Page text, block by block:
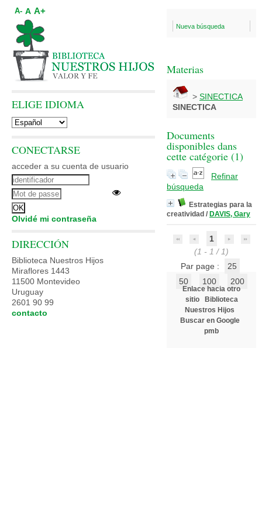
Nueva búsqueda
Materias
> SINECTICA
SINECTICA
Documents
disponibles dans
cette catégorie (1)
Refinar
búsqueda
Estrategias para la
creatividad / DAVIS, Gary
1
(1 - 1 / 1)
Par page :
25
50
100 200
Enlace hacia otro
sitio
Biblioteca
Nuestros Hijos
Buscar en Google
pmb
A- A A+
ELIGE IDIOMA
CONECTARSE
acceder a su cuenta de usuario
Olvidé mi contraseña
DIRECCIÓN
Biblioteca Nuestros Hijos
Miraflores 1443
11500 Montevideo
Uruguay
2601 90 99
contacto